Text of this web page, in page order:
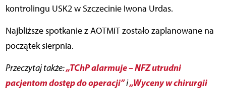
kontrolingu USK2 w Szczecinie Iwona Urdas.
Najbliższe spotkanie z AOTMiT zostało zaplanowane na
początek sierpnia.
Przeczytaj także:„TChP alarmuje – NFZ utrudni
pacjentom dostęp do operacji”i„Wyceny w chirurgii